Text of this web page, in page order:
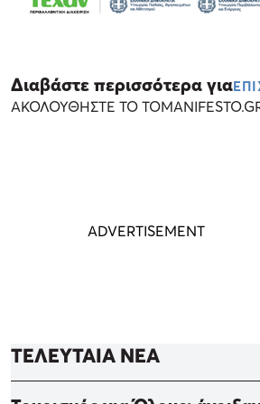
Διαβάστε περισσότερα για
ΑΚΟΛΟΥΘΗΣΤΕ ΤΟ
ΤΕΛΕΥΤΑΙΑ ΝΕΑ